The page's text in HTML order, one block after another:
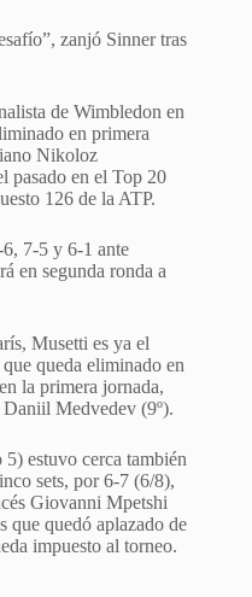
zanjó Sinner tras
de Wimbledon en
en primera
Nikoloz
pasado en el Top 20
126 de la ATP.
7-5 y 6-1 ante
en segunda ronda a
Musetti es ya el
queda eliminado en
la primera jornada,
Medvedev (9º).
estuvo cerca también
sets, por 6-7 (6/8),
Giovanni Mpetshi
que quedó aplazado de
impuesto al torneo.